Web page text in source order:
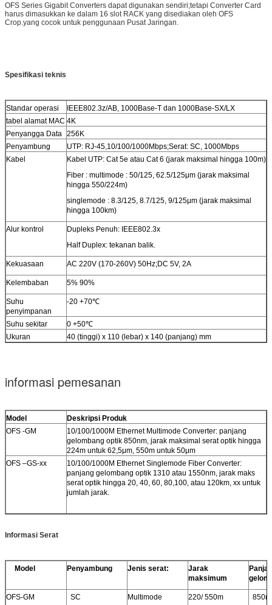
OFS Series Gigabit Converters dapat digunakan sendiri;tetapi Converter Card
harus dimasukkan ke dalam 16 slot RACK yang disediakan oleh OFS
Crop.yang cocok untuk penggunaan Pusat Jaringan.
Spesifikasi teknis
Standar operasi
IEEE802.3z/AB, 1000Base-T dan 1000Base-SX/LX
tabel alamat MAC 4K
Penyangga Data 256K
Penyambung
UTP: RJ-45,10/100/1000Mbps;Serat: SC, 1000Mbps
Kabel
Kabel UTP: Cat 5e atau Cat 6 (jarak maksimal hingga 100m)
Fiber : multimode : 50/125, 62.5/125μm (jarak maksimal
hingga 550/224m)
singlemode : 8.3/125, 8.7/125, 9/125μm (jarak maksimal
hingga 100km)
Alur kontrol
Dupleks Penuh: IEEE802.3x
Half Duplex: tekanan balik.
Kekuasaan AC 220V (170-260V) 50Hz;DC 5V, 2A
Kelembaban 5% 90%
Suhu
penyimpanan
-20 +70℃
Suhu sekitar
0 +50℃
Ukuran
40 (tinggi) x 110 (lebar) x 140 (panjang) mm
informasi pemesanan
Model
Deskripsi Produk
OFS -GM
10/100/1000M Ethernet Multimode Converter: panjang
gelombang optik 850nm, jarak maksimal serat optik hingga
224m untuk 62,5μm, 550m untuk 50μm
OFS –GS-xx
10/100/1000M Ethernet Singlemode Fiber Converter:
panjang gelombang optik 1310 atau 1550nm, jarak maks
serat optik hingga 20, 40, 60, 80,100, atau 120km, xx untuk
jumlah jarak.
Informasi Serat
Model Penyambung Jenis serat:
Jarak
maksimum
OFS-GM SC Multimode 220/ 550m